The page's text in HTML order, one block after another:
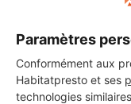
Paramètres
Conformément aux
Habitatpresto et ses
technologies